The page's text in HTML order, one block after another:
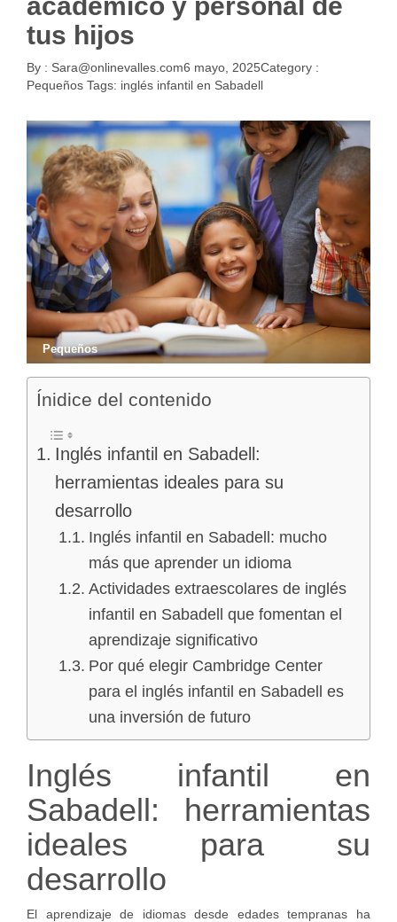
tus hijos
By : Sara@onlinevalles.com6 mayo, 2025Category :
Pequeños Tags: inglés infantil en Sabadell
Pequeños
Ínidice del contenido
Inglés infantil en Sabadell:
herramientas ideales para su
desarrollo
Inglés infantil en Sabadell: mucho
más que aprender un idioma
Actividades extraescolares de inglés
infantil en Sabadell que fomentan el
aprendizaje significativo
Por qué elegir Cambridge Center
para el inglés infantil en Sabadell es
una inversión de futuro
Inglés infantil en
Sabadell: herramientas
ideales para su
desarrollo
El aprendizaje de idiomas desde edades tempranas ha